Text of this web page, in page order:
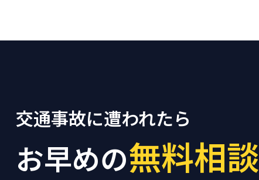
交通事故に遭われたら
お早めの無料相談